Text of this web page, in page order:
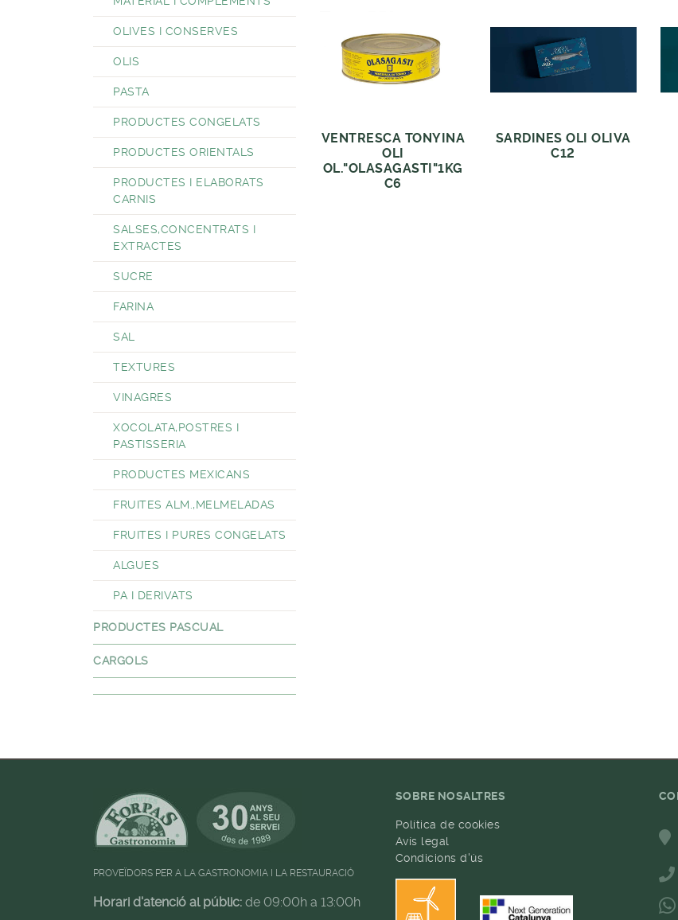
OLIVES I CONSERVES
OLIS
PASTA
PRODUCTES CONGELATS
PRODUCTES ORIENTALS
PRODUCTES I ELABORATS
CARNIS
SALSES,CONCENTRATS I
EXTRACTES
SUCRE
FARINA
SAL
TEXTURES
VINAGRES
XOCOLATA,POSTRES I
PASTISSERIA
PRODUCTES MEXICANS
FRUITES ALM.,MELMELADAS
FRUITES I PURES CONGELATS
ALGUES
PA I DERIVATS
PRODUCTES PASCUAL
CARGOLS
VENTRESCA TONYINA
OLI
OL."OLASAGASTI"1KG
C6
SARDINES OLI OLIVA
C12
PROVEÏDORS PER A LA GASTRONOMIA I LA RESTAURACIÓ
Horari d'atenció al públic: de 09:00h a 13:00h
SOBRE NOSALTRES
Política de cookies
Avís legal
Condicions d'ús